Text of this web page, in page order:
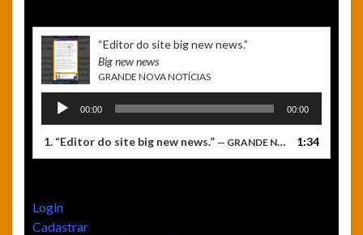
“ Editor do site big new news.”
Big new news
GRANDE NOVA NOTÍCIAS
Tocador
áudio
00:00 00:00
1. “ Editor do site big new news.” — GRANDE NOVA NOTÍCIAS 1:34
Login
Cadastrar